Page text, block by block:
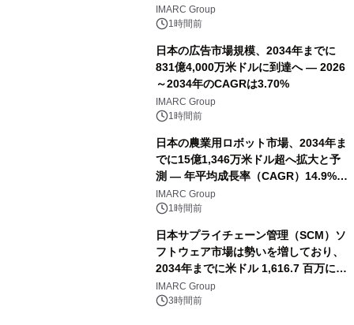
測
IMARC Group
1時間前
日本の広告市場規模、2034年までに
831億4,000万米ドルに到達へ ― 2026
～2034年のCAGRは3.70%
IMARC Group
1時間前
日本の農業用ロボット市場、2034年ま
でに15億1,346万米ドル超へ拡大と予
測 ― 年平均成長率（CAGR）14.9%を
記録
IMARC Group
1時間前
日本サプライチェーン管理（SCM）ソ
フトウェア市場は勢いを増しており、
2034年までに米ドル 1,616.7 百万に達
し、CAGR 3.42%で成長すると予測
IMARC Group
3時間前